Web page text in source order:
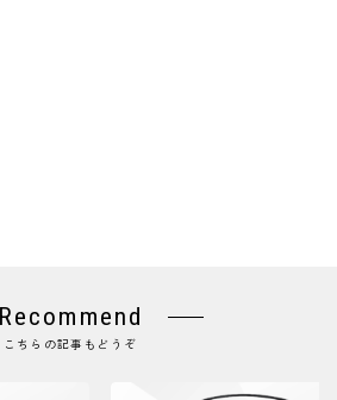
Recommend
こちらの記事もどうぞ